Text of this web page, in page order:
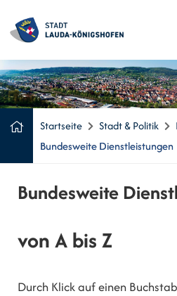
Startseite Stadt & Politik
Bundesweite Dienstleistungen
Bundesweite
von A bis Z
Durch Klick auf einen